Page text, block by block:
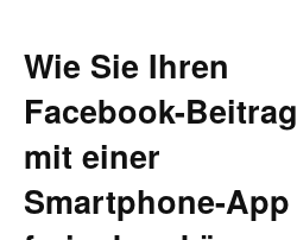
Wie Sie Ihren
Facebook-Beitrag
mit einer
Smartphone-App